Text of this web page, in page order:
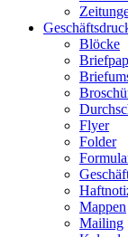
Blöcke
Flyer
Folder
Mappen
Mailing